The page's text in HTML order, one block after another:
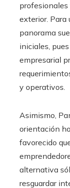
profesionales
exterior. Para
panorama
iniciales,
empresarial
y operativos.
Asimismo,
orientación
favorecido
alternativa
resguardar